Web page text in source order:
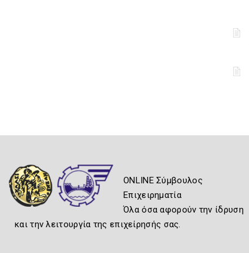
ONLINE Σύμβουλος
Επιχειρηματία
Όλα όσα αφορούν την ίδρυση
και την λειτουργία της επιχείρησής σας.